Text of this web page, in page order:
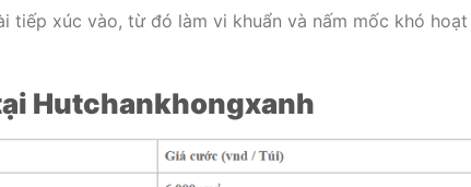
tiếp xúc vào, từ đó làm vi khuẩn và nấm mốc khó hoạt
Hutchankhongxanh